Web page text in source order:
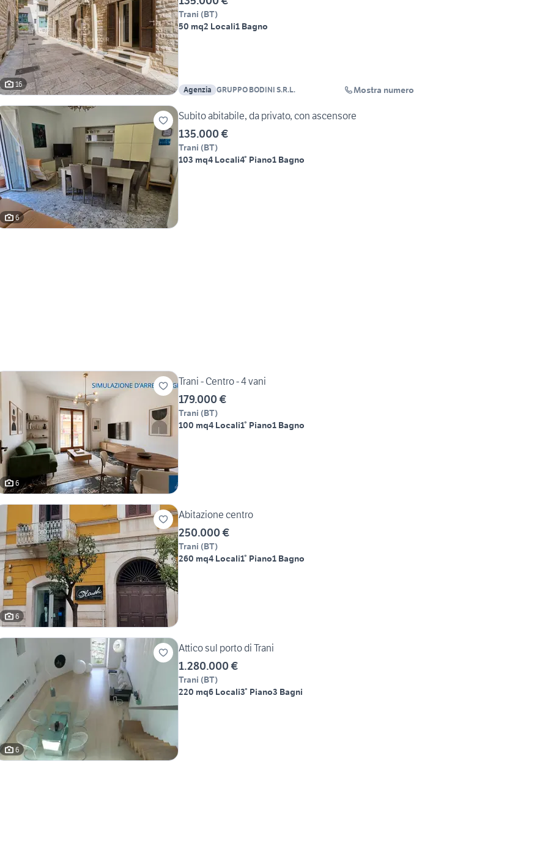
16
Trani (BT)
50 mq2 Locali1 Bagno
Agenzia GRUPPO BODINI S.R.L. Mostra numero
6
Subito abitabile, da privato, con ascensore
135.000 €
Trani (BT)
103 mq4 Locali4° Piano1 Bagno
6
Trani - Centro - 4 vani
179.000 €
Trani (BT)
100 mq4 Locali1° Piano1 Bagno
6
Abitazione centro
250.000 €
Trani (BT)
260 mq4 Locali1° Piano1 Bagno
6
Attico sul porto di Trani
1.280.000 €
Trani (BT)
220 mq6 Locali3° Piano3 Bagni